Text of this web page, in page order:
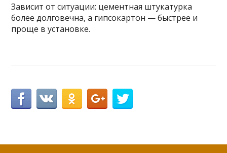
Зависит от ситуации: цементная штукатурка
более долговечна, а гипсокартон — быстрее и
проще в установке.